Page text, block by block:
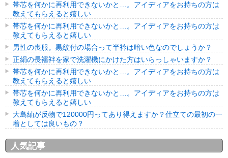
帯芯を何かに再利用できないかと…。アイディアをお持ちの方は
教えてもらえると嬉しい
帯芯を何かに再利用できないかと…。アイディアをお持ちの方は
教えてもらえると嬉しい
男性の喪服。黒紋付の場合って半衿は暗い色なのでしょうか？
正絹の長襦袢を家で洗濯機にかけた方はいらっしゃいますか？
帯芯を何かに再利用できないかと…。アイディアをお持ちの方は
教えてもらえると嬉しい
帯芯を何かに再利用できないかと…。アイディアをお持ちの方は
教えてもらえると嬉しい
大島紬が反物で120000円ってあり得えますか？仕立ての最初の一
着としては良いもの？
人気記事